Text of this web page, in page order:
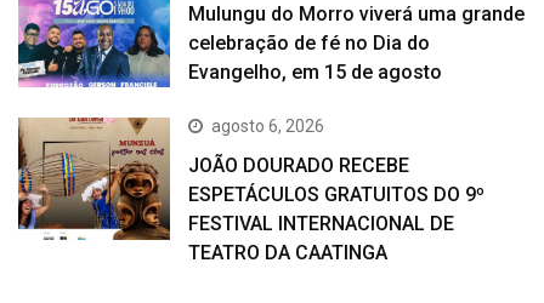
Mulungu do Morro viverá uma grande
celebração de fé no Dia do
Evangelho, em 15 de agosto
agosto 6, 2026
JOÃO DOURADO RECEBE
ESPETÁCULOS GRATUITOS DO 9º
FESTIVAL INTERNACIONAL DE
TEATRO DA CAATINGA